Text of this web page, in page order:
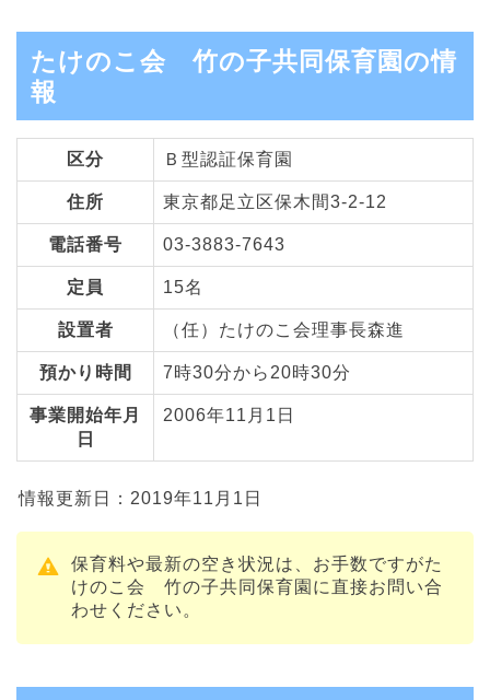
たけのこ会 竹の子共同保育園の情
報
区分 Ｂ型認証保育園
住所 東京都足立区保木間3-2-12
電話番号 03-3883-7643
定員 15名
設置者 （任）たけのこ会理事長森進
預かり時間 7時30分から20時30分
事業開始年月
日
2006年11月1日
情報更新日：2019年11月1日
保育料や最新の空き状況は、お手数ですがた
けのこ会 竹の子共同保育園に直接お問い合
わせください。